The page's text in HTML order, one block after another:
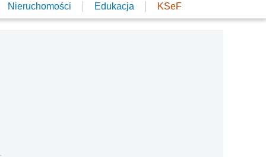
Nieruchomości Edukacja KSeF